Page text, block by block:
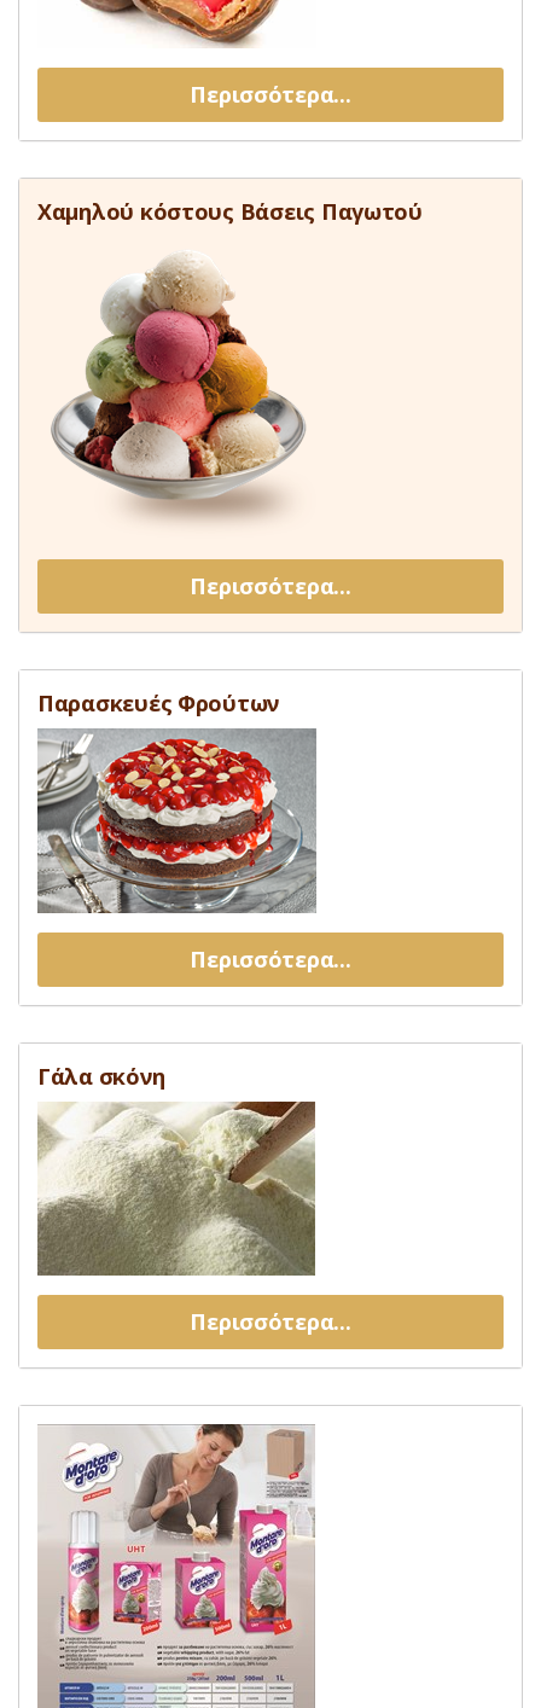
Περισσότερα...
Χαμηλού κόστους Βάσεις Παγωτού
Περισσότερα...
Παρασκευές Φρούτων
Περισσότερα...
Γάλα σκόνη
Περισσότερα...